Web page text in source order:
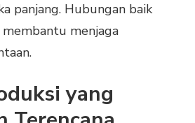
panjang. Hubungan baik
menjaga
yang